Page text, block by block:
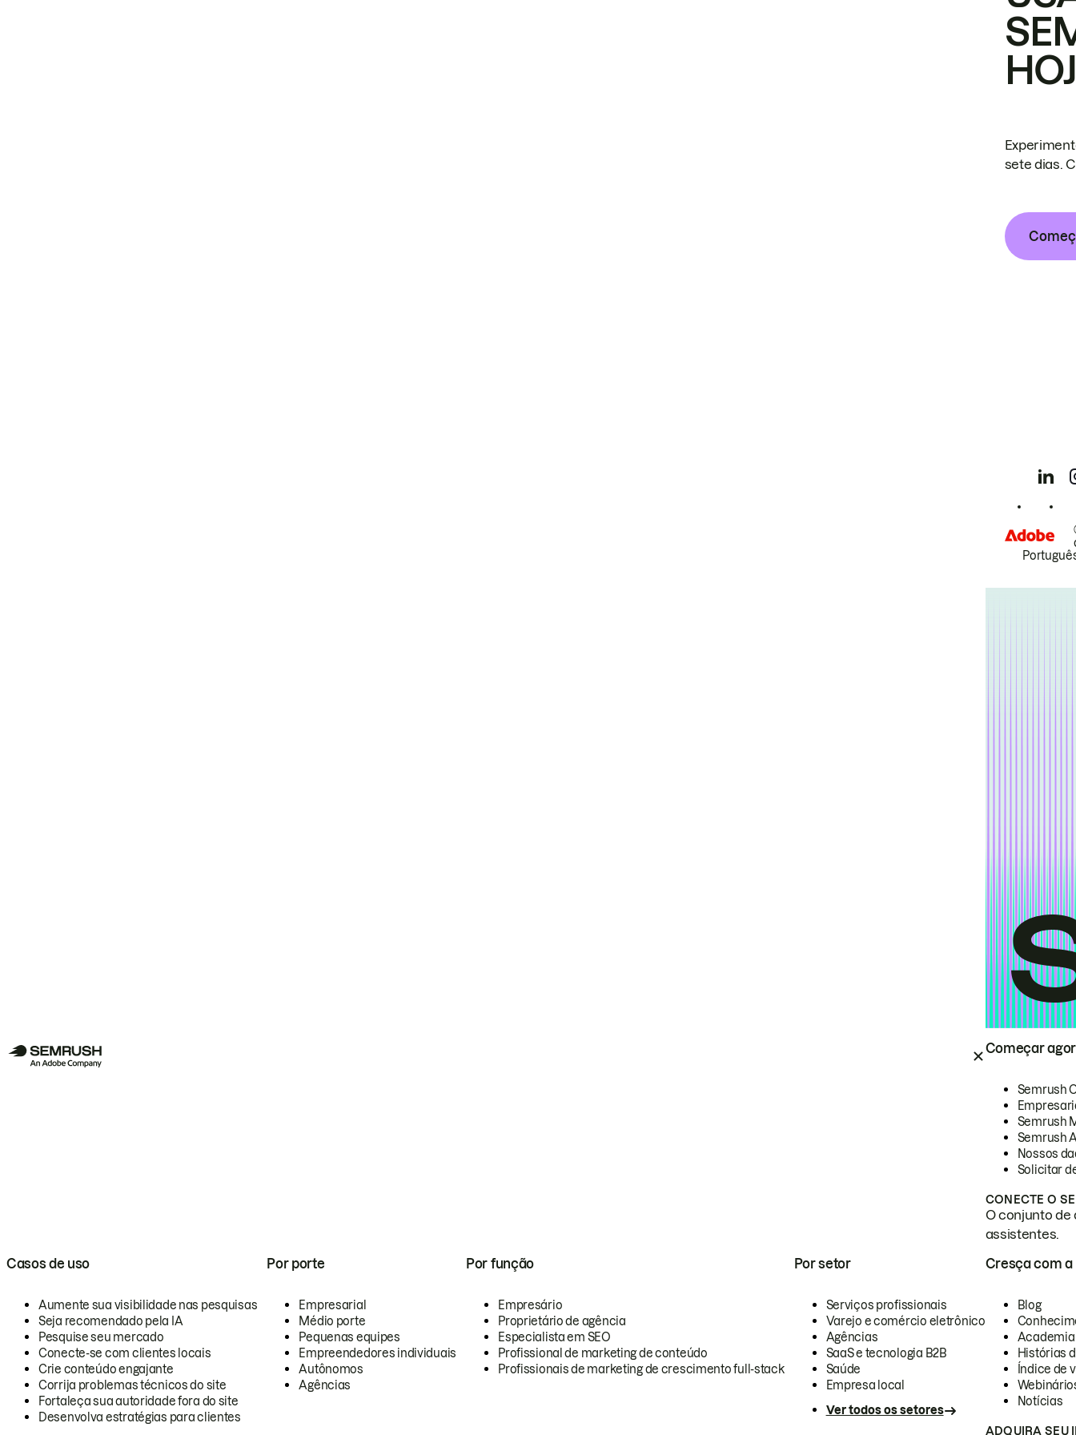
Começar
Semrush
Semrush
Semrush
Nossos
Solicitar
CONECTE O
O conjunto de
assistentes.
Casos de uso
Aumente sua visibilidade nas pesquisas
Seja recomendado pela IA
Pesquise seu mercado
Conecte-se com clientes locais
Crie conteúdo engajante
Corrija problemas técnicos do site
Fortaleça sua autoridade fora do site
Desenvolva estratégias para clientes
Por porte
Empresarial
Médio porte
Pequenas equipes
Empreendedores individuais
Autônomos
Agências
Por função
Empresário
Proprietário de agência
Especialista em SEO
Profissional de marketing de conteúdo
Profissionais de marketing de crescimento full-stack
Por setor
Serviços profissionais
Varejo e comércio eletrônico
Agências
SaaS e tecnologia B2B
Saúde
Empresa local
Ver todos os setores
Cresça com a
Blog
Academia
Histórias
Índice de
Notícias
ADQUIRA SEU
sete dias.